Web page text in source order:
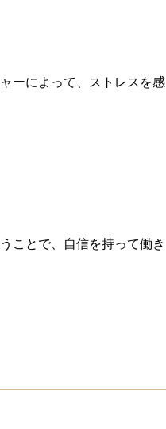
ーによって、ストレスを感
ことで、自信を持って働き